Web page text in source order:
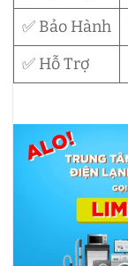
✅ Bảo Hành
✅ Hỗ Trợ